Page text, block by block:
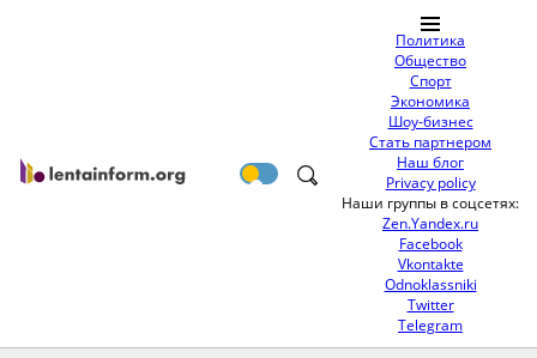
Политика
Общество
Спорт
Экономика
Шоу-бизнес
Стать партнером
Наш блог
Privacy policy
Наши группы в соцсетях:
Zen.Yandex.ru
Facebook
Vkontakte
Odnoklassniki
Twitter
Telegram